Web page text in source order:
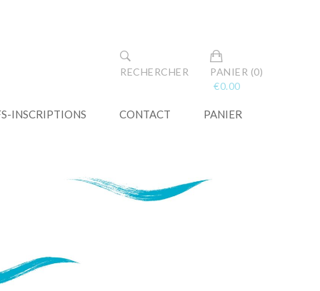
RECHERCHER
PANIER (0)
€0.00
INSCRIPTIONS CONTACT PANIER